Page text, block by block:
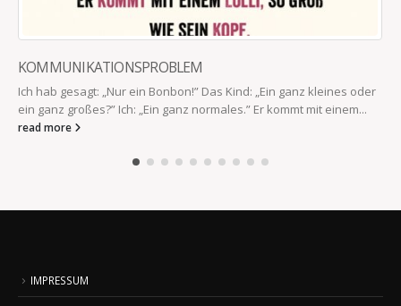
KOMMUNIKATIONSPROBLEM
Ich hab gesagt: „Nur ein Bonbon!” Das Kind: „Ein ganz kleines oder
ein ganz großes?” Ich: „Ein ganz normales.” Er kommt mit einem...
read more
IMPRESSUM